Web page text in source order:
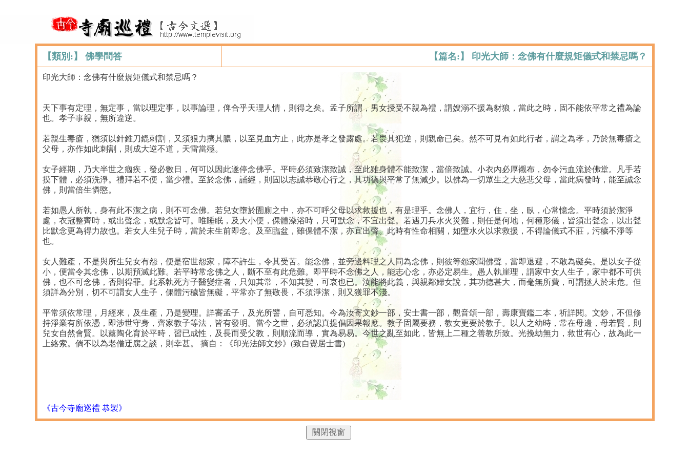
【類別:】 佛學問答 【篇名:】 印光大師：念佛有什麼規矩儀式和禁忌嗎？
印光大師：念佛有什麼規矩儀式和禁忌嗎？
天下事有定理，無定事，當以理定事，以事論理，俾合乎天理人情，則得之矣。孟子所謂，男女授受不親為禮，謂嫂溺不援為豺狼，當此之時，固不能依平常之禮為論
也。孝子事親，無所違逆。
若親生毒瘡，猶須以針錐刀鎞刺割，又須狠力擠其膿，以至見血方止，此亦是孝之發露處。若畏其犯逆，則親命已矣。然不可見有如此行者，謂之為孝，乃於無毒瘡之
父母，亦作如此刺割，則成大逆不道，天雷當殛。
女子經期，乃大半世之痼疾，發必數日，何可以因此遂停念佛乎。平時必須致潔致誠，至此雖身體不能致潔，當倍致誠。小衣內必厚襯布，勿令污血流於佛堂。凡手若
摸下體，必須洗淨。禮拜若不便，當少禮。至於念佛，誦經，則固以志誠恭敬心行之，其功德與平常了無減少。以佛為一切眾生之大慈悲父母，當此病發時，能至誠念
佛，則當倍生憐愍。
若如愚人所執，身有此不潔之病，則不可念佛。若兒女墮於圊廁之中，亦不可呼父母以求救援也，有是理乎。念佛人，宜行，住，坐，臥，心常憶念。平時須於潔淨
處，衣冠整齊時，或出聲念，或默念皆可。唯睡眠，及大小便，倮體澡浴時，只可默念，不宜出聲。若遇刀兵水火災難，則任是何地，何種形儀，皆須出聲念，以出聲
比默念更為得力故也。若女人生兒子時，當於未生前即念。及至臨盆，雖倮體不潔，亦宜出聲。此時有性命相關，如墮水火以求救援，不得論儀式不莊，污穢不淨等
也。
女人難產，不是與所生兒女有怨，便是宿世怨家，障不許生，令其受苦。能念佛，並旁邊料理之人同為念佛，則彼等怨家聞佛聲，當即退避，不敢為礙矣。是以女子從
小，便當令其念佛，以期預滅此難。若平時常念佛之人，斷不至有此危難。即平時不念佛之人，能志心念，亦必定易生。愚人執崖理，謂家中女人生子，家中都不可供
佛，也不可念佛，否則得罪。此系執死方子醫變症者，只知其常，不知其變，可哀也已。汝能將此義，與親鄰婦女說，其功德甚大，而毫無所費，可謂拯人於未危。但
須詳為分別，切不可謂女人生子，倮體污穢皆無礙，平常亦了無敬畏，不須淨潔，則又獲罪不淺。
平常須依常理，月經來，及生產，乃是變理。詳審孟子，及光所譬，自可悉知。今為汝寄文鈔一部，安士書一部，觀音頌一部，壽康寶鑑二本，祈詳閱。文鈔，不但修
持淨業有所依憑，即涉世守身，齊家教子等法，皆有發明。當今之世，必須認真提倡因果報應。教子固屬要務，教女更要於教子。以人之幼時，常在母邊，母若賢，則
兒女自然會賢。以薰陶化育於平時，習已成性，及長而受父教，則順流而導，實為易易。今世之亂至如此，皆無上二種之善教所致。光挽劫無力，救世有心，故為此一
上絡索。倘不以為老僧迂腐之談，則幸甚。 摘自：《印光法師文鈔》(致自覺居士書)
《古今寺廟巡禮 恭製》